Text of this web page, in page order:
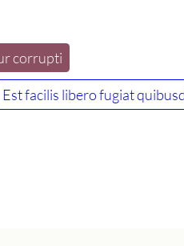
corrupti
Est facilis libero fugiat